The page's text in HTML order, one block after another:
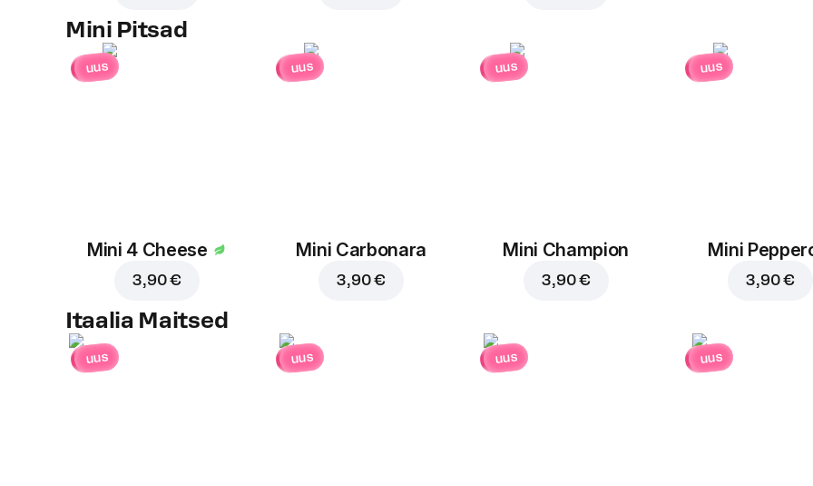
Mini Pitsad
uus
Mini 4 Cheese
3,90 €
uus
Mini Carbonara
3,90 €
uus
Mini Champion
3,90 €
uus
Mini
3,90 €
Itaalia Maitsed
uus uus uus uus